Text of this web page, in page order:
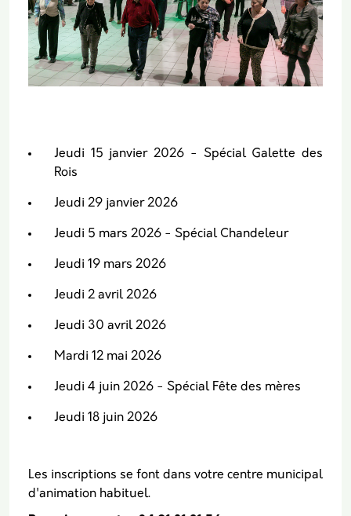
Jeudi 15 janvier 2026 - Spécial Galette des
Rois
Jeudi 29 janvier 2026
Jeudi 5 mars 2026 - Spécial Chandeleur
Jeudi 19 mars 2026
Jeudi 2 avril 2026
Jeudi 30 avril 2026
Mardi 12 mai 2026
Jeudi 4 juin 2026 - Spécial Fête des mères
Jeudi 18 juin 2026
Les inscriptions se font dans votre centre municipal
d'animation habituel.